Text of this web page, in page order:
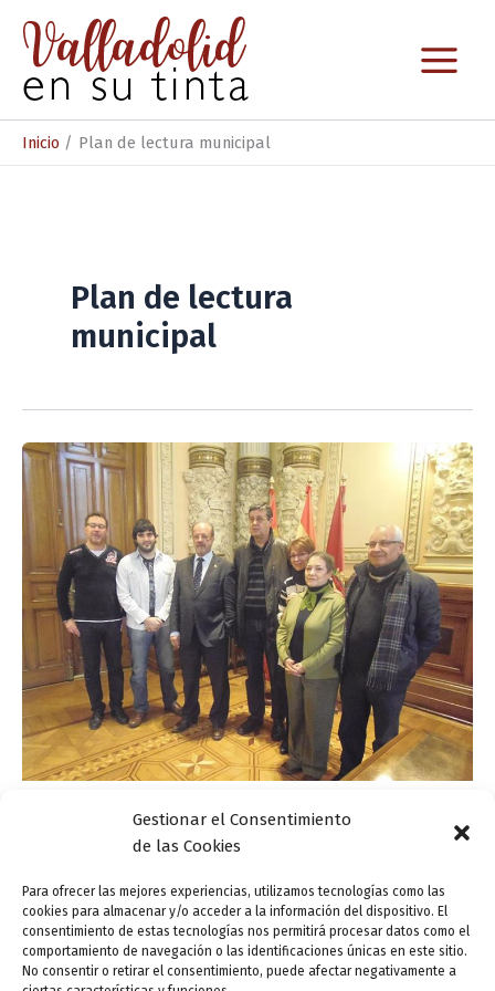
Gestionar el Consentimiento
de las Cookies
Para ofrecer las mejores experiencias, utilizamos tecnologías como las
cookies para almacenar y/o acceder a la información del dispositivo. El
consentimiento de estas tecnologías nos permitirá procesar datos como el
comportamiento de navegación o las identificaciones únicas en este sitio.
No consentir o retirar el consentimiento, puede afectar negativamente a
contenido
Inicio Plan de lectura municipal
Plan de lectura
municipal
El Plan Municipal de Lectura presenta ‘La magia
de leer en compañía’
ensutinta/30 enero, 2014
El Ayuntamiento de Valladolid presentó el pasado 27 de
enero (2014) el nuevo programa del Plan Municipal de